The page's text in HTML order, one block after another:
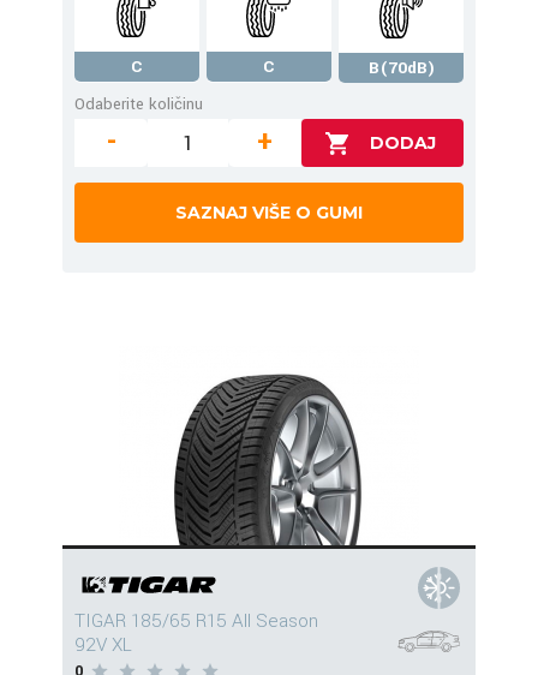
C C
B(70dB)
Odaberite količinu
- +
SAZNAJ VIŠE O GUMI
TIGAR 185/65 R15 All Season
92V XL